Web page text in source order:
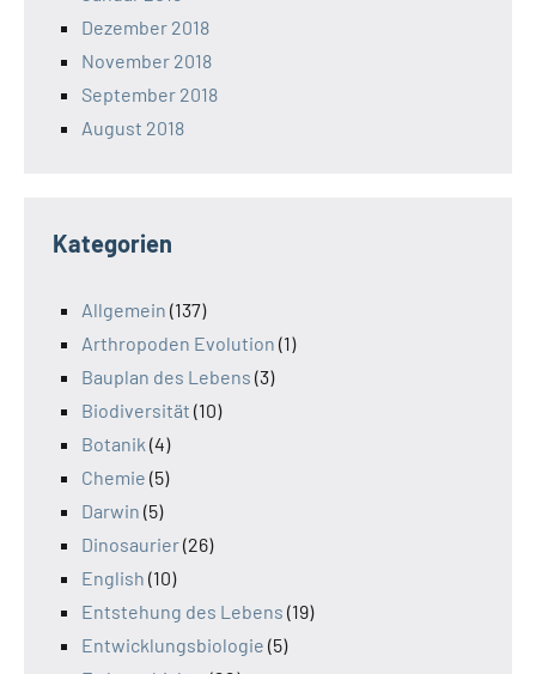
Dezember 2018
November 2018
September 2018
August 2018
Kategorien
Allgemein (137)
Arthropoden Evolution (1)
Bauplan des Lebens (3)
Biodiversität (10)
Botanik (4)
Chemie (5)
Darwin (5)
Dinosaurier(26)
English (10)
Entstehung des Lebens (19)
Entwicklungsbiologie (5)